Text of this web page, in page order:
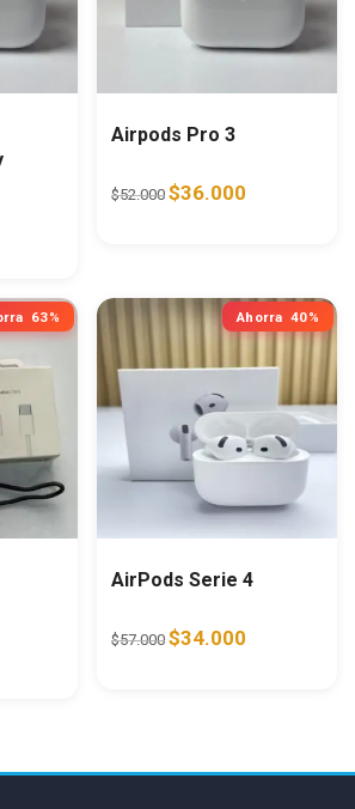
was: $52.000.
Airpods Pro 3
$52.000 Original price was:
$36.000
63%
was: $15.000.
price is: $5.500.
Ahorra 40%
AirPods Serie 4
$57.000 Original price was:
$34.000